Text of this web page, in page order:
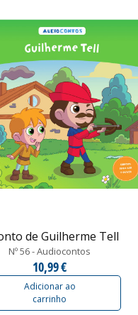
de Guilherme Tell
Nº 56 - Audiocontos
10,99 €
Adicionar ao
carrinho